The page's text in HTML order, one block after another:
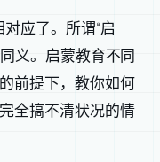
应了。所谓“启
义。启蒙教育不同
前提下，教你如何
全搞不清状况的情